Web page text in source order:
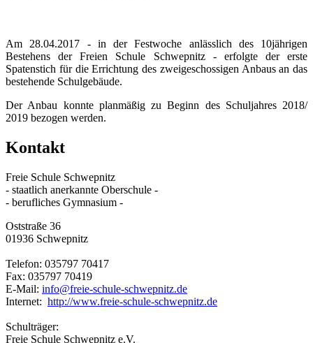
Am 28.04.2017 - in der Festwoche anlässlich des 10jährigen
Bestehens der Freien Schule Schwepnitz - erfolgte der erste
Spatenstich für die Errichtung des zweigeschossigen Anbaus an das
bestehende Schulgebäude.
Der Anbau konnte planmäßig zu Beginn des Schuljahres 2018/
2019 bezogen werden.
Kontakt
Freie Schule Schwepnitz
- staatlich anerkannte Oberschule -
- berufliches Gymnasium -
Oststraße 36
01936 Schwepnitz
Telefon: 035797 70417
Fax: 035797 70419
E-Mail: info@freie-schule-schwepnitz.de
Internet: http://www.freie-schule-schwepnitz.de
Schulträger:
Freie Schule Schwepnitz e.V.